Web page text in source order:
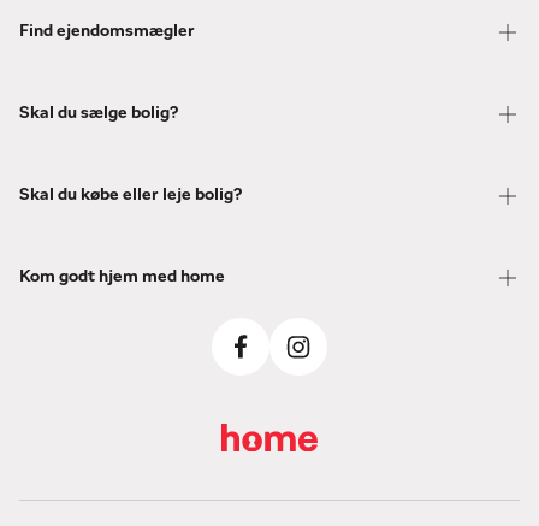
Find ejendomsmægler
Skal du sælge bolig?
Skal du købe eller leje bolig?
Kom godt hjem med home